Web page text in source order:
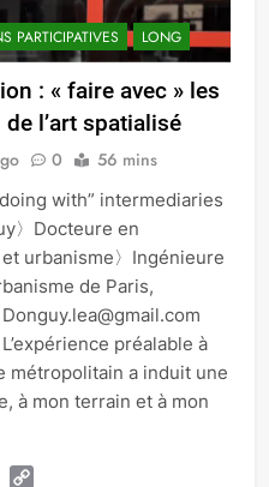
PARTICIPATIVES LONG
: « faire avec » les
l’art spatialisé
0 56 mins
with” intermediaries
〉Docteure en
urbanisme〉Ingénieure
de Paris,
préalable à
métropolitain a induit une
à mon terrain et à mon
Email